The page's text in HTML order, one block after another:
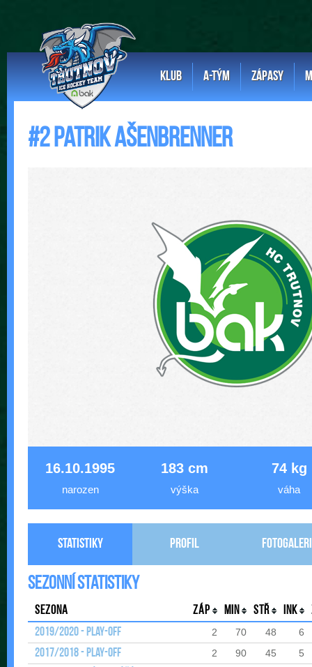
KLUB A-TÝM ZÁPASY
#2 Patrik Ašenbrenner
16.10.1995
narozen
183 cm
výška
74 kg
váha
Statistiky Profil
Sezonní statistiky
Sezona Záp Min Stř Ink
2019/2020 - Play-off
2 70 48 6
2017/2018 - Play-off 2 90 45 5